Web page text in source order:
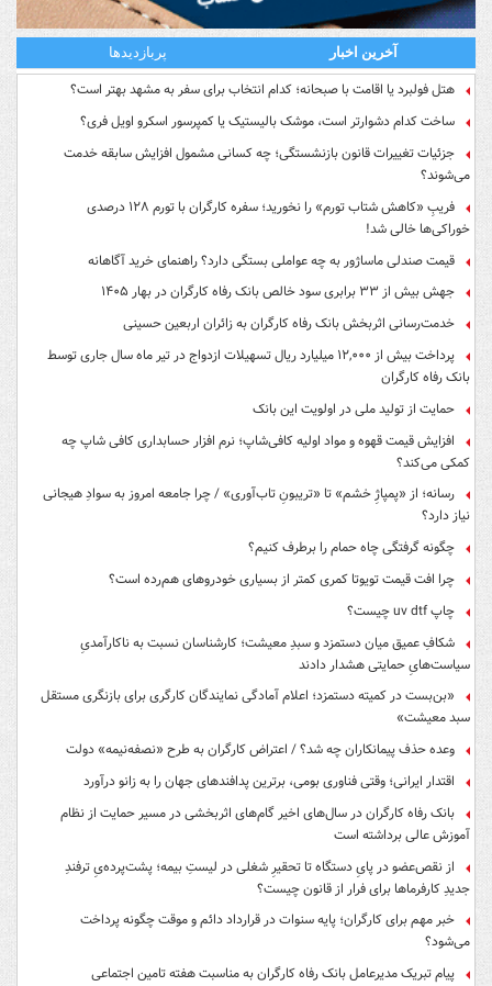
آخرین اخبار پربازدیدها
هتل فولبرد یا اقامت با صبحانه؛ کدام انتخاب برای سفر به مشهد بهتر است؟
ساخت کدام دشوارتر است، موشک بالیستیک یا کمپرسور اسکرو اویل فری؟
جزئیات تغییرات قانون بازنشستگی؛ چه کسانی مشمول افزایش سابقه خدمت
می‌شوند؟
فریبِ «کاهش شتاب تورم» را نخورید؛ سفره کارگران با تورم ۱۲۸ درصدی
خوراکی‌ها خالی شد!
قیمت صندلی ماساژور به چه عواملی بستگی دارد؟ راهنمای خرید آگاهانه
جهش بیش از ۳۳ برابری سود خالص بانک رفاه کارگران در بهار ۱۴۰۵
خدمت‌رسانی اثربخش بانک رفاه کارگران به زائران اربعین حسینی
پرداخت بیش از ۱۲,۰۰۰ میلیارد ریال تسهیلات ازدواج در تیر ماه سال جاری توسط
بانک رفاه کارگران
حمایت از تولید ملی در اولویت این بانک
افزایش قیمت قهوه و مواد اولیه کافی‌شاپ؛ نرم افزار حسابداری کافی شاپ چه
کمکی می‌کند؟
رسانه؛ از «پمپاژِ خشم» تا «تریبونِ تاب‌آوری» / چرا جامعه امروز به سوادِ هیجانی
نیاز دارد؟
چگونه گرفتگی چاه حمام را برطرف کنیم؟
چرا افت قیمت تویوتا کمری کمتر از بسیاری خودروهای هم‌رده است؟
چاپ uv dtf چیست؟
شکافِ عمیق میان دستمزد و سبدِ معیشت؛ کارشناسان نسبت به ناکارآمدیِ
سیاست‌هایِ حمایتی هشدار دادند
«بن‌بست در کمیته دستمزد؛ اعلام آمادگی نمایندگان کارگری برای بازنگری مستقل
سبد معیشت»
وعده حذف پیمانکاران چه شد؟ / اعتراض کارگران به طرح «نصفه‌نیمه» دولت
اقتدار ایرانی؛ وقتی فناوری بومی، برترین پدافندهای جهان را به زانو درآورد
بانک رفاه کارگران در سال‌های اخیر گام‌های اثربخشی در مسیر حمایت از نظام
آموزش عالی برداشته است
از نقص‌عضو در پایِ دستگاه تا تحقیرِ شغلی در لیستِ بیمه؛ پشت‌پرده‌یِ ترفندِ
جدیدِ کارفرماها برای فرار از قانون چیست؟
خبر مهم برای کارگران؛ پایه سنوات در قرارداد دائم و موقت چگونه پرداخت
می‌شود؟
پیام تبریک مدیرعامل بانک رفاه کارگران به مناسبت هفته تامین اجتماعی